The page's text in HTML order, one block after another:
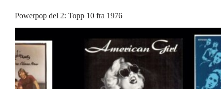
Powerpop del 2: Topp 10 fra 1976